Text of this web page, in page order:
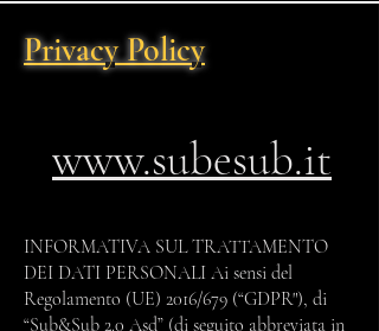
Privacy Policy
www.subesub.it
INFORMATIVA SUL TRATTAMENTO
DEI DATI PERSONALI Ai sensi del
Regolamento (UE) 2016/679 (“GDPR"), di
“Sub&Sub 2.0 Asd” (di seguito abbreviata in